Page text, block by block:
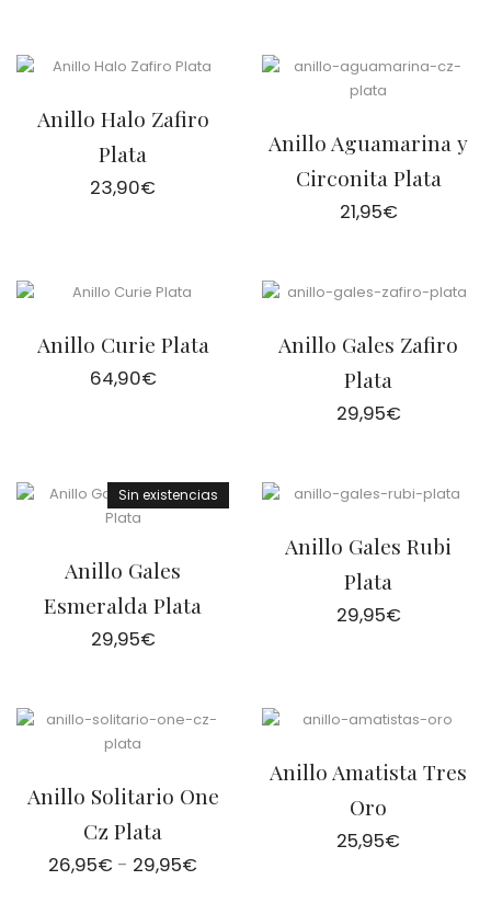
Anillo Halo Zafiro
Plata
23,90€
Anillo Aguamarina y
Circonita Plata
21,95€
Anillo Curie Plata
64,90€
Anillo Gales Zafiro
Plata
29,95€
Sin existencias
Anillo Gales
Esmeralda Plata
29,95€
Anillo Gales Rubi
Plata
29,95€
Anillo Solitario One
Cz Plata
26,95€ - 29,95€
Anillo Amatista Tres
Oro
25,95€